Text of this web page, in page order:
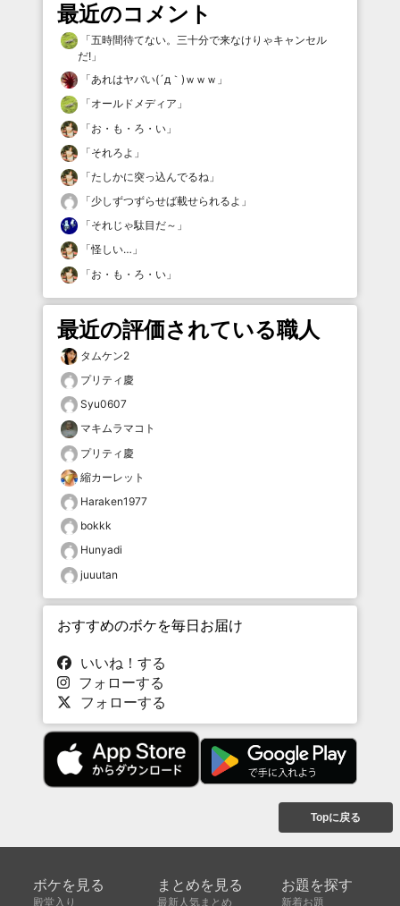
最近のコメント
「五時間待てない。三十分で来なけりゃキャンセル
だ! 」
「あれはヤバい(´д｀)ｗｗｗ 」
「オールドメディア 」
「お・も・ろ・い 」
「それろよ 」
「たしかに突っ込んでるね 」
「少しずつずらせば載せられるよ 」
「それじゃ駄目だ～ 」
「怪しい… 」
「お・も・ろ・い 」
最近の評価されている職人
タムケン2
プリティ慶
Syu0607
マキムラマコト
プリティ慶
縮カーレット
Haraken1977
bokkk
Hunyadi
juuutan
おすすめのボケを毎日お届け
いいね！する
フォローする
フォローする
Topに戻る
ボケを見る
殿堂入り
まとめを見る
最新人気まとめ
お題を探す
新着お題